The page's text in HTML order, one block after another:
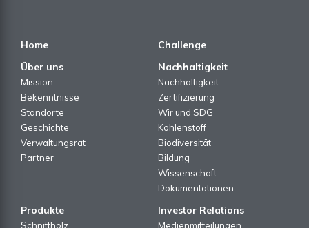
Home
Challenge
Über uns
Mission
Bekenntnisse
Standorte
Geschichte
Verwaltungsrat
Partner
Nachhaltigkeit
Nachhaltigkeit
Zertifizierung
Wir und SDG
Kohlenstoff
Biodiversität
Bildung
Wissenschaft
Dokumentationen
Produkte
Schnittholz
Investor Relations
Medienmitteilungen